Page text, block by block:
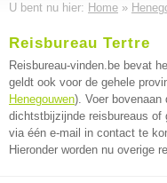
U bent nu hier: Home »
Reisbureau Tertre
Reisbureau-vinden.be bevat
geldt ook voor de gehele
Henegouwen). Voer bovenaan
dichtstbijzijnde reisbureaus of
via één e-mail in contact te
Hieronder worden nu overige